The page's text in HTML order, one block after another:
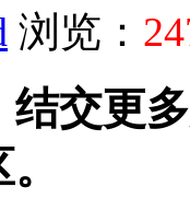
浏览：
结交更